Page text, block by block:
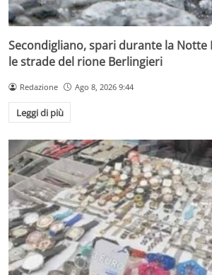
Secondigliano, spari durante la Notte
le strade del rione Berlingieri
Redazione Ago 8, 2026 9:44
Leggi di più